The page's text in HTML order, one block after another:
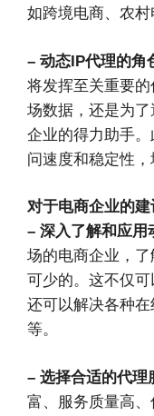
如跨境电商、农村
– 动态IP代理的角
将发挥至关重要
场数据，还是为
企业的得力助手
问速度和稳定性，
对于电商企业的
– 深入了解和应用
场的电商企业，
可少的。这不仅可
还可以解决各种
等。
– 选择合适的代理
富、服务质量高